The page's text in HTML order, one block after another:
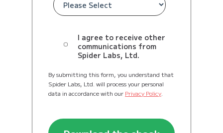
I agree to receive other
communications from
Spider Labs, Ltd.
By submitting this form, you understand that
Spider Labs, Ltd. will process your personal
data in accordance with our Privacy Policy